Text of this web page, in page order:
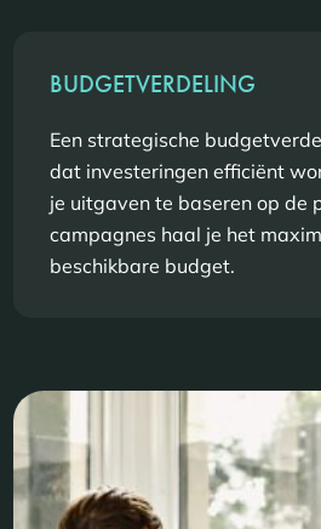
BUDGETVERDELING
Een strategische
dat investeringen efficiënt
je uitgaven te baseren op de
campagnes haal je het
beschikbare budget.